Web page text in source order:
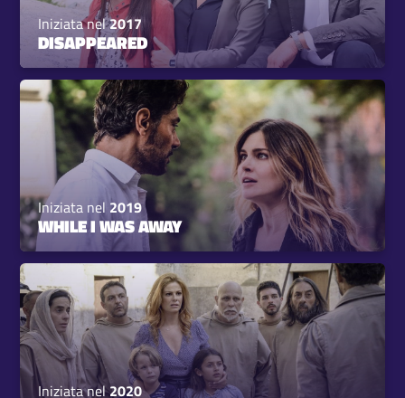
Iniziata nel2017
DISAPPEARED
Iniziata nel 2019
WHILE I WAS AWAY
Iniziata nel2020